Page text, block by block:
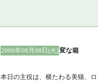
2006年08月08日(火)変な箱
本日の主役は、横たわる美猫、